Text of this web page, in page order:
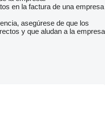
en la factura de una empresa
asegúrese de que los
y que aludan a la empresa